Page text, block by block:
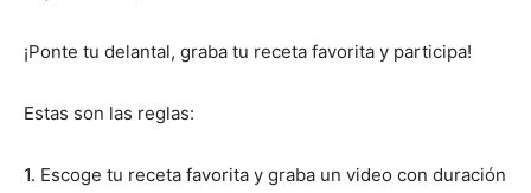
¡Ponte tu delantal, graba tu receta favorita y participa!
Estas son las reglas:
1. Escoge tu receta favorita y graba un video con duración